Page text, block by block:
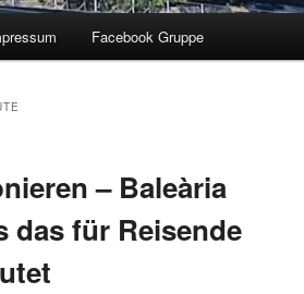
Facebook Gruppe
– Baleària
das für Reisende